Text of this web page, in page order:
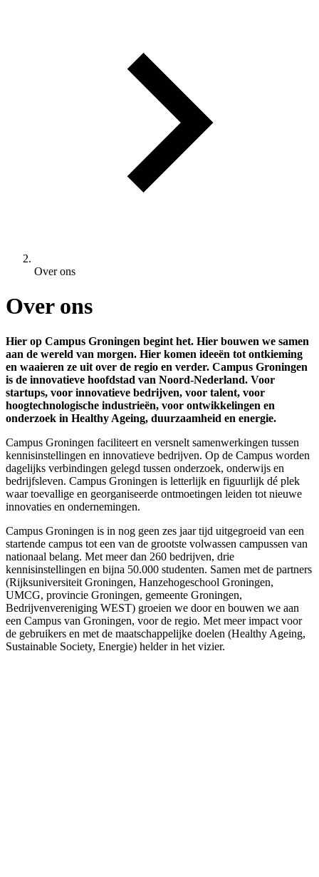
Over ons
Over ons
Hier op Campus Groningen begint het. Hier bouwen we samen
aan de wereld van morgen. Hier komen ideeën tot ontkieming
en waaieren ze uit over de regio en verder. Campus Groningen
is de innovatieve hoofdstad van Noord-Nederland. Voor
startups, voor innovatieve bedrijven, voor talent, voor
hoogtechnologische industrieën, voor ontwikkelingen en
onderzoek in Healthy Ageing, duurzaamheid en energie.
Campus Groningen faciliteert en versnelt samenwerkingen tussen
kennisinstellingen en innovatieve bedrijven. Op de Campus worden
dagelijks verbindingen gelegd tussen onderzoek, onderwijs en
bedrijfsleven. Campus Groningen is letterlijk en figuurlijk dé plek
waar toevallige en georganiseerde ontmoetingen leiden tot nieuwe
innovaties en ondernemingen.
Campus Groningen is in nog geen zes jaar tijd uitgegroeid van een
startende campus tot een van de grootste volwassen campussen van
nationaal belang. Met meer dan 260 bedrijven, drie
kennisinstellingen en bijna 50.000 studenten. Samen met de partners
(Rijksuniversiteit Groningen, Hanzehogeschool Groningen,
UMCG, provincie Groningen, gemeente Groningen,
Bedrijvenvereniging WEST) groeien we door en bouwen we aan
een Campus van Groningen, voor de regio. Met meer impact voor
de gebruikers en met de maatschappelijke doelen (Healthy Ageing,
Sustainable Society, Energie) helder in het vizier.